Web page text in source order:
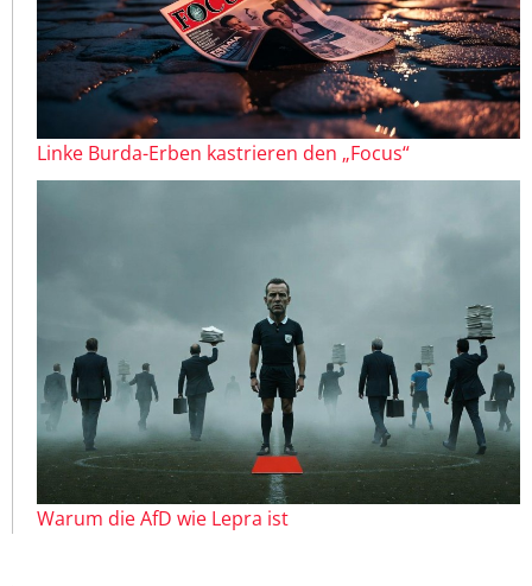
Linke Burda-Erben kastrieren den „Focus“
Warum die AfD wie Lepra ist